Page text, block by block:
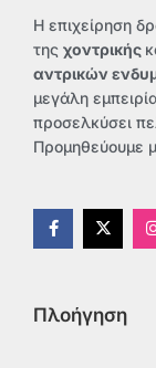
Η επιχείρηση
της χοντρικής
αντρικών
μεγάλη
προσελκύσει
Προμηθεύουμε
F
a
c
o
X
-
t
t
e
I
Πλοήγηση